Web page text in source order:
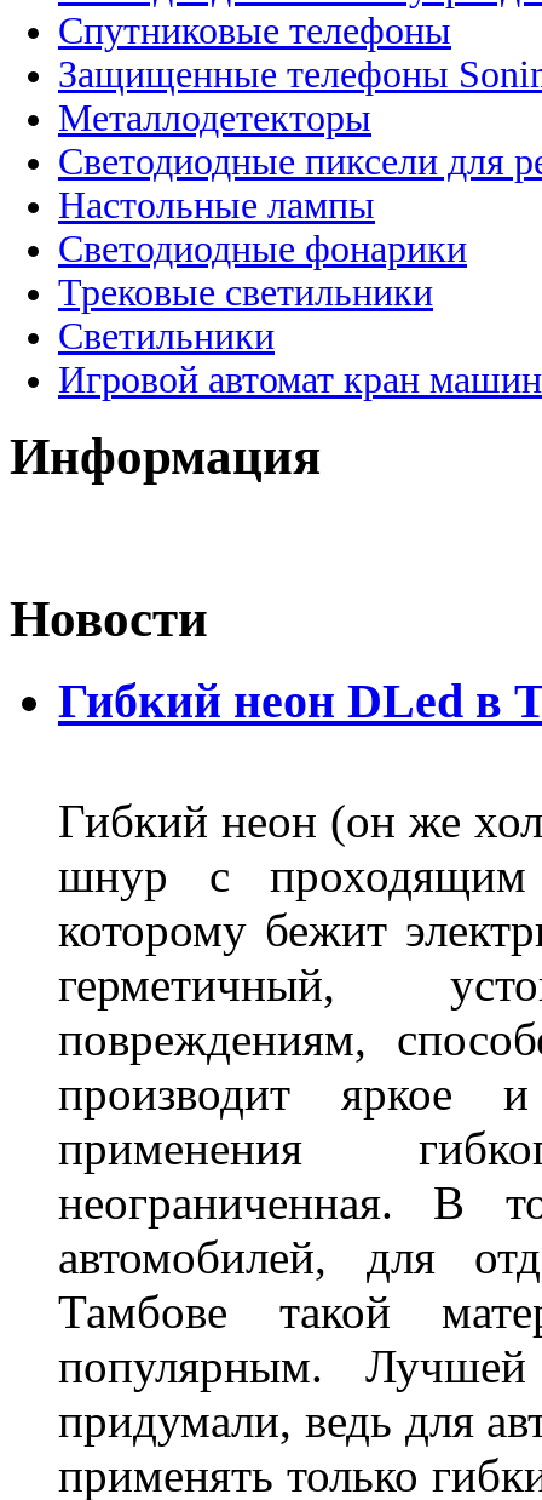
Спутниковые телефоны
Защищенные телефоны
Металлодетекторы
Светодиодные пиксели для
Настольные лампы
Светодиодные фонарики
Трековые светильники
Светильники
Игровой автомат кран
Информация
Новости
Гибкий неон DLed в
Гибкий неон (он же
шнур с
которому бежит
герметичный,
повреждениям,
производит яркое
применения
неограниченная.
автомобилей, для
Тамбове такой
популярным.
придумали, ведь для
применять только